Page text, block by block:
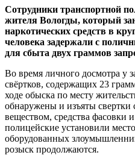
Сотрудники транспортной
жителя Вологды, который
наркотических средств в
человека задержали с
для сбыта двух граммов
Во время личного досмотра у
свёртков, содержащих 23
ходе обыска по месту
обнаружены и изъяты
веществом, средства фасовки
полицейские установили
оборудованных
розыск продолжаются.